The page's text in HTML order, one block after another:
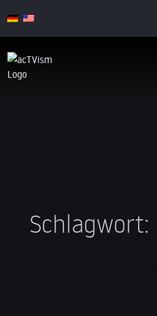
Schlagwort: